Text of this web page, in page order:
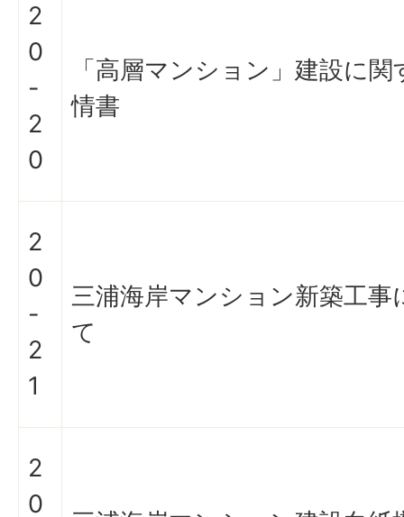
2
0
-
2
0
「高層マンション」建設に関
情書
2
0
-
2
1
三浦海岸マンション新築工事
て
2
0